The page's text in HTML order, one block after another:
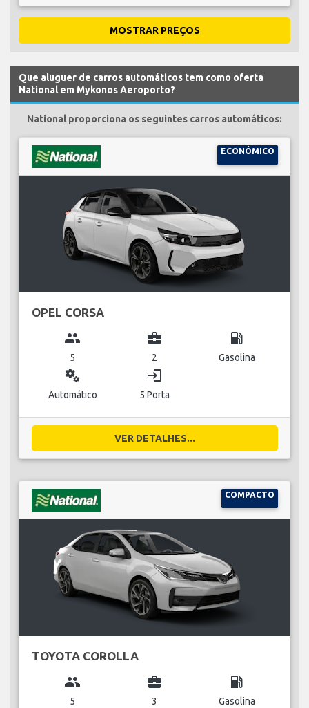
MOSTRAR PREÇOS
Que aluguer de carros automáticos tem como oferta
National em Mykonos Aeroporto?
National proporciona os seguintes carros automáticos:
ECONÓMICO
OPEL CORSA
group
5
business_center
2
local_gas_station
Gasolina
miscellaneous_services
Automático
login
5 Porta
VER DETALHES...
COMPACTO
TOYOTA COROLLA
group
5
business_center
3
local_gas_station
Gasolina